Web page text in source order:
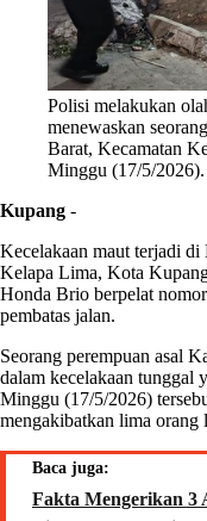
Polisi melakukan
menewaskan
Barat, Kecamatan
Minggu (17/5/
Kupang -
Kecelakaan maut terjadi di
Kelapa Lima, Kota
Honda Brio berpelat
pembatas jalan.
Seorang perempuan asal
dalam kecelakaan tunggal
Minggu (17/5/2026)
mengakibatkan lima orang
Baca juga:
Fakta Mengerikan 3